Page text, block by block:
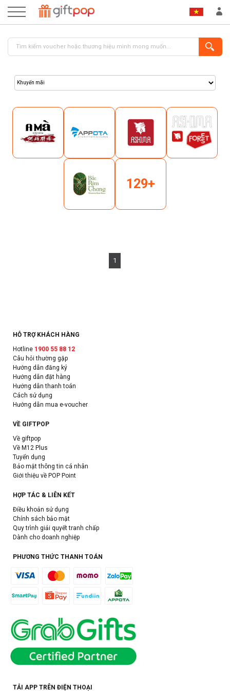
ĐĂNG KÝ
129+
1
HỖ TRỢ KHÁCH HÀNG
Hotline 1900 55 88 12
Câu hỏi thường gặp
Hướng dẫn đăng ký
Hướng dẫn đặt hàng
Hướng dẫn thanh toán
Cách sử dụng
Hướng dẫn mua e-voucher
VỀ GIFTPOP
Về giftpop
Về M12 Plus
Tuyển dụng
Bảo mật thông tin cá nhân
Giới thiệu về POP Point
HỢP TÁC & LIÊN KẾT
Điều khoản sử dụng
Chính sách bảo mật
Quy trình giải quyết tranh chấp
Dành cho doanh nghiệp
PHƯƠNG THỨC THANH TOÁN
TẢI APP TRÊN ĐIỆN THOẠI